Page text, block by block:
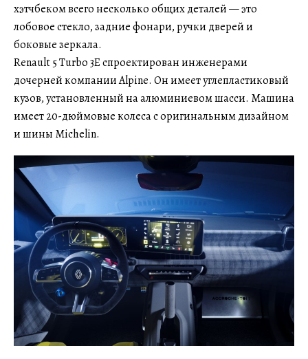
хэтчбеком всего несколько общих деталей — это
лобовое стекло, задние фонари, ручки дверей и
боковые зеркала.
Renault 5 Turbo 3E спроектирован инженерами
дочерней компании Alpine. Он имеет углепластиковый
кузов, установленный на алюминиевом шасси. Машина
имеет 20-дюймовые колеса с оригинальным дизайном
и шины Michelin.